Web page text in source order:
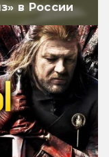
в России